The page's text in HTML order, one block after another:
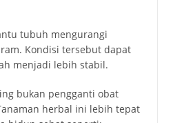
tubuh mengurangi
Kondisi tersebut dapat
menjadi lebih stabil.
bukan pengganti obat
herbal ini lebih tepat